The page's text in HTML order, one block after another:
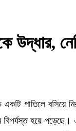
উদ্ধার,
পাতিলে বসিয়ে
হয়ে পড়েছে।